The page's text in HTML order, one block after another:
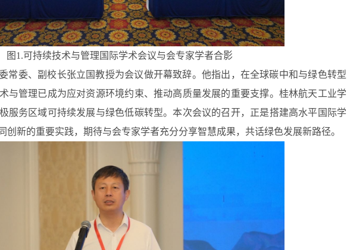
图1.可持续技术与管理国际学术会议与会专家学者合影
常委、副校长张立国教授为会议做开幕致辞。他指出，在全球碳中和与绿色转型
与管理已成为应对资源环境约束、推动高质量发展的重要支撑。桂林航天工业学
服务区域可持续发展与绿色低碳转型。本次会议的召开，正是搭建高水平国际学
创新的重要实践，期待与会专家学者充分分享智慧成果，共话绿色发展新路径。